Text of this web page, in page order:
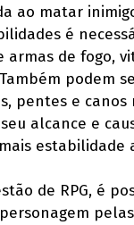
ao matar
é
armas de fogo,
podem
pentes e canos
alcance e
estabilidade
de RPG, é